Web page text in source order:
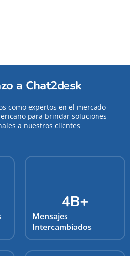
a Chat2desk
como expertos en el mercado
para brindar soluciones
a nuestros clientes
Mensajes
Intercambiados
4B+